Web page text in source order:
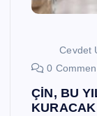
Cevdet
0
ÇİN, BU
KURACAK